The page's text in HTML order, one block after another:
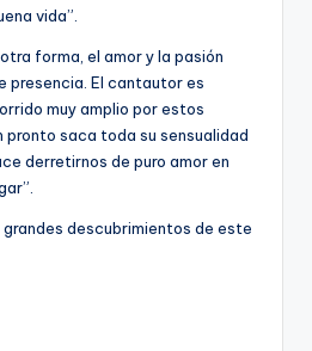
vida”.
forma, el amor y la pasión
presencia. El cantautor es
muy amplio por estos
saca toda su sensualidad
derretirnos de puro amor en
grandes descubrimientos de este